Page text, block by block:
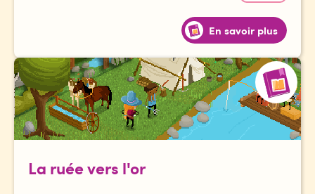
En savoir plus
La ruée vers l'or